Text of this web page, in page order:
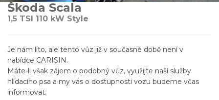
Škoda Scala
1,5 TSI 110 kW Style
Je nám líto, ale tento vůz již v současné době není v
nabídce CARISIN.
Máte-li však zájem o podobný vůz, využijte naší služby
hlídacího psa a my vás o dostupnosti vozu budeme včas
informovat.